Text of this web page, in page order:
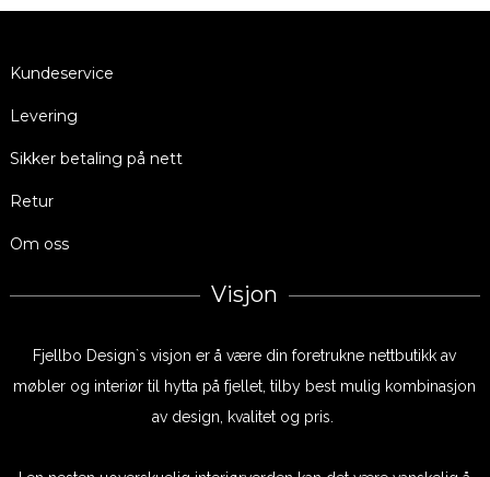
Kundeservice
Levering
Sikker betaling på nett
Retur
Om oss
Visjon
Fjellbo Design`s visjon er å være din foretrukne nettbutikk av
møbler og interiør til hytta på fjellet, tilby best mulig kombinasjon
av design, kvalitet og pris.